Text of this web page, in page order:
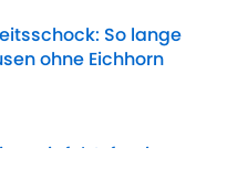
So lange
ohne Eichhorn
Infantino-